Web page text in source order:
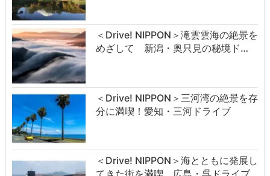
＜Drive! NIPPON＞滝雲雲海の絶景を
めざして 新潟・奥只見の秘境ド…
＜Drive! NIPPON＞三河湾の絶景を存
分に満喫！愛知・三河ドライブ
＜Drive! NIPPON＞海とともに発展し